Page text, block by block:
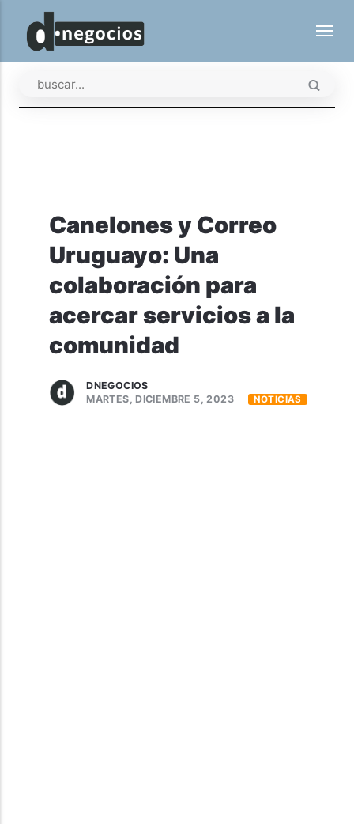
Canelones y Correo
Uruguayo: Una
colaboración para
acercar servicios a la
comunidad
DNEGOCIOS
MARTES, DICIEMBRE 5, 2023
NOTICIAS